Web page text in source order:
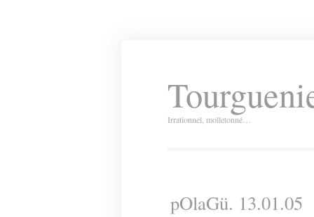
Irrationnel, molletonné…
pOlaGü. 13.01.05